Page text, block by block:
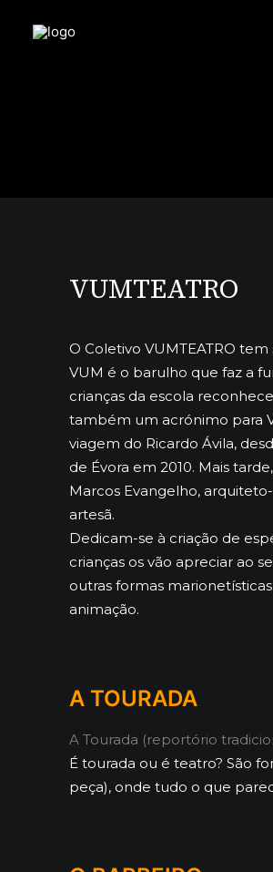
VUMTEATRO
O Coletivo VUMTEATRO
VUM é o barulho que faz a
crianças da escola
também um acrónimo para
viagem do Ricardo Ávila,
de Évora em 2010. Mais
Marcos Evangelho,
artesã.
Dedicam-se à criação de
crianças os vão apreciar ao
outras formas
animação.
A TOURADA
A Tourada (reportório
É tourada ou é teatro? São
peça), onde tudo o que